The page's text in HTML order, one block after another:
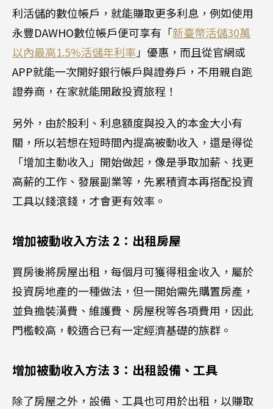
利活儲的數位帳戶，就能賺取更多利息，例如使用
永豐DAWHO數位帳戶便可享有「新臺幣活儲30萬
以內最高1.5%活儲年利率 」優惠，而且從官網或
APP就能一次開好銀行帳戶與證券戶，不用親自跑
證券商，在家就能開啟投資旅程！
另外，由於股利、利息額度與投入的本金大小有
關，所以若想在短時間內提高被動收入，還是得從
「增加主動收入」開始做起，像是爭取加薪、找更
高薪的工作、發展副業等，先累積資本再搭配投資
工具以錢滾錢，才會更有效率。
增加被動收入方法 2：出租房屋
買房後將房屋出租，每個月可獲得租金收入，屬於
投資房地產的一種做法，但一開始需先購置房產，
並負擔裝潢費、維護費、房屋稅等各項費用，因此
門檻較高，較適合已有一定經濟基礎的族群。
增加被動收入方法 3：出租設備、工具
除了房屋之外，設備、工具也可用於出租，以賺取